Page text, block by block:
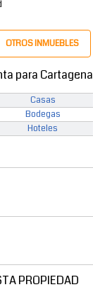
OTROS INMUEBLES
para Cartagena
Casas
Bodegas
Hoteles
PROPIEDAD